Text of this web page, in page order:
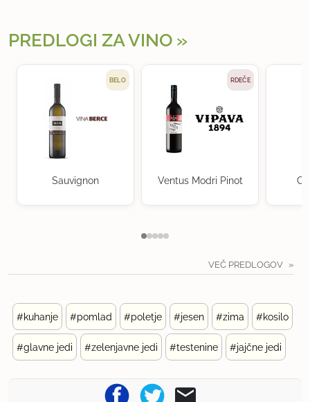
PREDLOGI ZA VINO
BELO
Sauvignon
RDEČE
Ventus Modri Pinot
VEČ PREDLOGOV
#kuhanje #pomlad #poletje #jesen #zima #kosilo
#glavne jedi #zelenjavne jedi #testenine #jajčne jedi